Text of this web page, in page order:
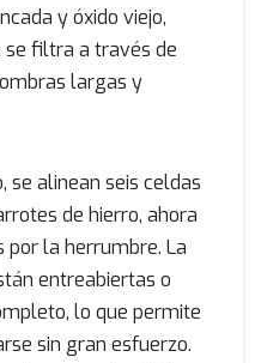
y óxido viejo,
filtra a través de
largas y
se alinean seis celdas
de hierro, ahora
por la herrumbre. La
entreabiertas o
lo que permite
sin gran esfuerzo.